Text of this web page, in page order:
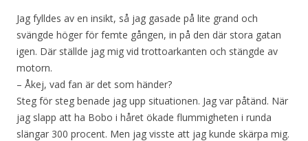
Jag fylldes av en insikt, så jag gasade på lite grand och
svängde höger för femte gången, in på den där stora gatan
igen. Där ställde jag mig vid trottoarkanten och stängde av
motorn.
– Åkej, vad fan är det som händer?
Steg för steg benade jag upp situationen. Jag var påtänd. När
jag slapp att ha Bobo i håret ökade flummigheten i runda
slängar 300 procent. Men jag visste att jag kunde skärpa mig.